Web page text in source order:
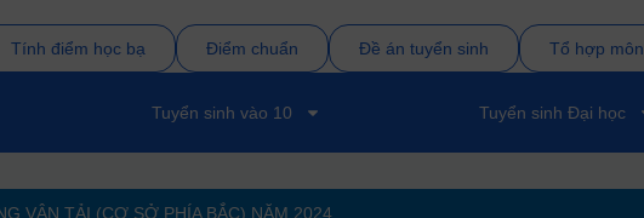
Tính điểm học bạ Điểm chuẩn Đề án tuyển sinh Tổ hợp môn
Tuyển sinh vào 10 Tuyển sinh Đại học
VẬN TẢI (CƠ SỞ PHÍA BẮC) NĂM 2024